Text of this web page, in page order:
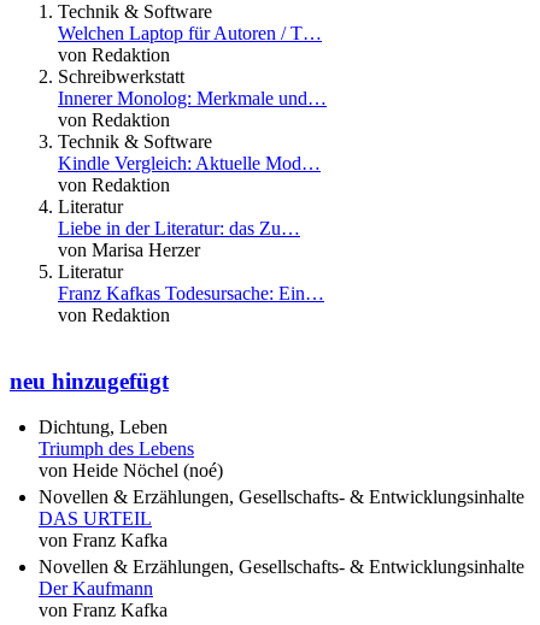
Technik & Software
Welchen Laptop für Autoren / T…
von Redaktion
Schreibwerkstatt
Innerer Monolog: Merkmale und…
von Redaktion
Technik & Software
Kindle Vergleich: Aktuelle Mod…
von Redaktion
Literatur
Liebe in der Literatur: das Zu…
von Marisa Herzer
Literatur
Franz Kafkas Todesursache: Ein…
von Redaktion
neu hinzugefügt
Dichtung, Leben
Triumph des Lebens
von Heide Nöchel (noé)
Novellen & Erzählungen, Gesellschafts- & Entwicklungsinhalte
DAS URTEIL
von Franz Kafka
Novellen & Erzählungen, Gesellschafts- & Entwicklungsinhalte
Der Kaufmann
von Franz Kafka